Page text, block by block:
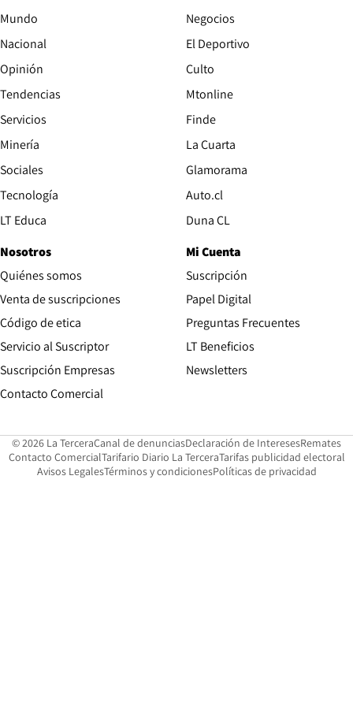
Mundo
Nacional
Opinión
Tendencias
Servicios
Minería
Sociales
Tecnología
LT Educa
Negocios
El Deportivo
Culto
Mtonline
Finde
La Cuarta
Glamorama
Auto.clOpens in new window
Duna CLOpens in new window
Nosotros
Quiénes somos
Venta de suscripciones
Código de etica Opens in new window
Servicio al Suscriptor
Suscripción Empresas
Contacto ComercialOpens in new window
Mi Cuenta
Suscripción
Papel DigitalOpens in new
Preguntas Frecuentes
LT Beneficios
Newsletters
© 2026 La TerceraCanal de denunciasOpens in new window
Declaración de InteresesOpens in
Remates
Contacto ComercialOpens in new window
Tarifario Diario La TerceraOpens in new window
Tarifas publicidad electoral
Avisos LegalesOpens in new window
Términos y condicionesPolíticas de privacidad